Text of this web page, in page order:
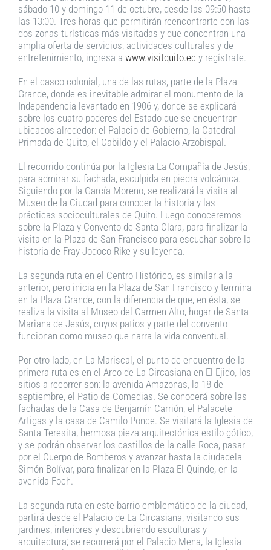
sábado 10 y domingo 11 de octubre, desde las 09:50 hasta
las 13:00. Tres horas que permitirán reencontrarte con las
dos zonas turísticas más visitadas y que concentran una
amplia oferta de servicios, actividades culturales y de
entretenimiento, ingresa a www.visitquito.ec y regístrate.
En el casco colonial, una de las rutas, parte de la Plaza
Grande, donde es inevitable admirar el monumento de la
Independencia levantado en 1906 y, donde se explicará
sobre los cuatro poderes del Estado que se encuentran
ubicados alrededor: el Palacio de Gobierno, la Catedral
Primada de Quito, el Cabildo y el Palacio Arzobispal.
El recorrido continúa por la Iglesia La Compañía de Jesús,
para admirar su fachada, esculpida en piedra volcánica.
Siguiendo por la García Moreno, se realizará la visita al
Museo de la Ciudad para conocer la historia y las
prácticas socioculturales de Quito. Luego conoceremos
sobre la Plaza y Convento de Santa Clara, para finalizar la
visita en la Plaza de San Francisco para escuchar sobre la
historia de Fray Jodoco Rike y su leyenda.
La segunda ruta en el Centro Histórico, es similar a la
anterior, pero inicia en la Plaza de San Francisco y termina
en la Plaza Grande, con la diferencia de que, en ésta, se
realiza la visita al Museo del Carmen Alto, hogar de Santa
Mariana de Jesús, cuyos patios y parte del convento
funcionan como museo que narra la vida conventual.
Por otro lado, en La Mariscal, el punto de encuentro de la
primera ruta es en el Arco de La Circasiana en El Ejido, los
sitios a recorrer son: la avenida Amazonas, la 18 de
septiembre, el Patio de Comedias. Se conocerá sobre las
fachadas de la Casa de Benjamín Carrión, el Palacete
Artigas y la casa de Camilo Ponce. Se visitará la Iglesia de
Santa Teresita, hermosa pieza arquitectónica estilo gótico,
y se podrán observar los castillos de la calle Roca, pasar
por el Cuerpo de Bomberos y avanzar hasta la ciudadela
Simón Bolívar, para finalizar en la Plaza El Quinde, en la
avenida Foch.
La segunda ruta en este barrio emblemático de la ciudad,
partirá desde el Palacio de La Circasiana, visitando sus
jardines, interiores y descubriendo esculturas y
arquitectura; se recorrerá por el Palacio Mena, la Iglesia